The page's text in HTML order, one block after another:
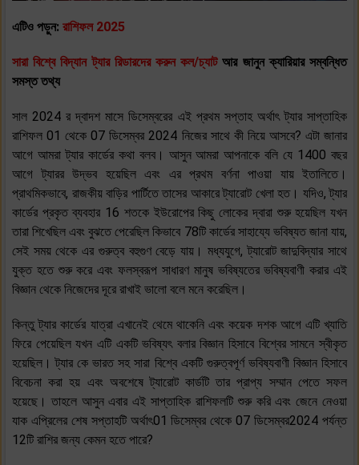
এটিও পড়ুন: রাশিফল 2025
সারা বিশ্বে বিদ্যান ট্যার রিডারদের করুন কল/চ্যাটআর জানুন ক্যারিয়ার সম্বন্ধিত
সমস্ত তথ্য
সাল 2024 র দ্বাদশ মাসে ডিসেম্বরের এই প্রথম সপ্তাহ অর্থাৎ ট্যার সাপ্তাহিক
রাশিফল 01 থেকে 07 ডিসেম্বর 2024 নিজের সাথে কী নিয়ে আসবে? এটা জানার
আগে আমরা ট্যার কার্ডের কথা বলব। আসুন আমরা আপনাকে বলি যে 1400 বছর
আগে ট্যারর উদ্ভব হয়েছিল এবং এর প্রথম বর্ণনা পাওয়া যায় ইতালিতে।
প্রাথমিকভাবে, রাজকীয় বাড়ির পার্টিতে তাসের আকারে ট্যারোট খেলা হত। যদিও, ট্যার
কার্ডের প্রকৃত ব্যবহার 16 শতকে ইউরোপের কিছু লোকের দ্বারা শুরু হয়েছিল যখন
তারা শিখেছিল এবং বুঝতে পেরেছিল কিভাবে 78টি কার্ডের সাহায্যে ভবিষ্যত জানা যায়,
সেই সময় থেকে এর গুরুত্ব বহুগুণ বেড়ে যায়। মধ্যযুগে, ট্যারোট জাদুবিদ্যার সাথে
যুক্ত হতে শুরু করে এবং ফলস্বরূপ সাধারণ মানুষ ভবিষ্যতের ভবিষ্যবাণী করার এই
বিজ্ঞান থেকে নিজেদের দূরে রাখাই ভালো বলে মনে করেছিল।
কিন্তু ট্যার কার্ডের যাত্রা এখানেই থেমে থাকেনি এবং কয়েক দশক আগে এটি খ্যাতি
ফিরে পেয়েছিল যখন এটি একটি ভবিষ্যৎ বলার বিজ্ঞান হিসাবে বিশ্বের সামনে স্বীকৃত
হয়েছিল। ট্যার কে ভারত সহ সারা বিশ্বে একটি গুরুত্বপূর্ণ ভবিষ্যবাণী বিজ্ঞান হিসাবে
বিবেচনা করা হয় এবং অবশেষে ট্যারোট কার্ডটি তার প্রাপ্য সম্মান পেতে সফল
হয়েছে। তাহলে আসুন এবার এই সাপ্তাহিক রাশিফলটি শুরু করি এবং জেনে নেওয়া
যাক এপ্রিলের শেষ সপ্তাহটি অর্থাৎ01 ডিসেম্বর থেকে 07 ডিসেম্বর2024 পর্যন্ত
12টি রাশির জন্য কেমন হতে পারে?